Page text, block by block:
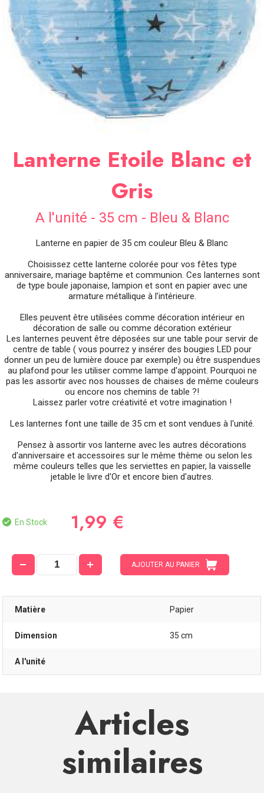
SOIRÉE
OCCASIONS
SPÉCIALES
DÉCO
TABLE
Lanterne Etoile Blanc et
Gris
A l'unité - 35 cm - Bleu & Blanc
Lanterne en papier de 35 cm couleur Bleu & Blanc
Choisissez cette lanterne colorée pour vos fêtes type
anniversaire, mariage baptême et communion. Ces lanternes sont
de type boule japonaise, lampion et sont en papier avec une
armature métallique à l’intérieure.
Elles peuvent être utilisées comme décoration intérieur en
décoration de salle ou comme décoration extérieur
Les lanternes peuvent être déposées sur une table pour servir de
centre de table ( vous pourrez y insérer des bougies LED pour
donner un peu de lumière douce par exemple) ou être suspendues
au plafond pour les utiliser comme lampe d'appoint. Pourquoi ne
pas les assortir avec nos housses de chaises de même couleurs
ou encore nos chemins de table ?!
Laissez parler votre créativité et votre imagination !
Les lanternes font une taille de 35 cm et sont vendues à l'unité.
Pensez à assortir vos lanterne avec les autres décorations
d'anniversaire et accessoires sur le même thème ou selon les
même couleurs telles que les serviettes en papier, la vaisselle
jetable le livre d'Or et encore bien d'autres.
En Stock 1,99 €
AJOUTER AU PANIER
Matière Papier
Dimension 35 cm
A l'unité
Articles
similaires